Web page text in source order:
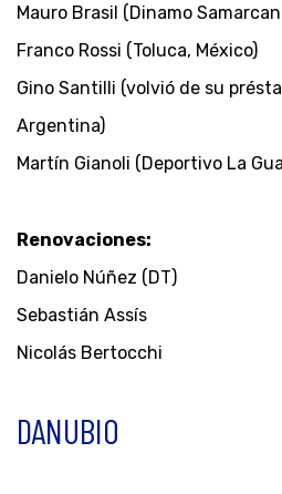
Mauro Brasil (Dinamo
Franco Rossi (Toluca, México)
Gino Santilli (volvió de su
Argentina)
Martín Gianoli (Deportivo La
Renovaciones:
Danielo Núñez (DT)
Sebastián Assís
Nicolás Bertocchi
DANUBIO